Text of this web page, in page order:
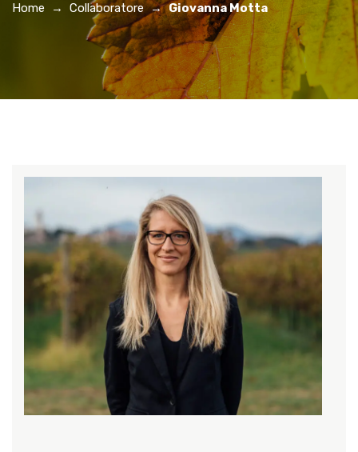
Home → Collaboratore→Giovanna Motta